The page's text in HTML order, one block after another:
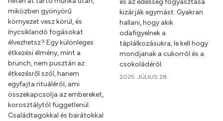
miközben gyönyörű
környezet vesz körül, és
ínycsiklandó fogásokat
élvezhetsz? Egy különleges
étkezési élmény, mint a
brunch, nem pusztán az
étkezésről szól, hanem
egyfajta rituáléról, ami
összekapcsolja az embereket,
korosztálytól függetlenül.
Családtagokkal és barátokkal
és az édesség fogyasztása
kizárják egymást. Gyakran
hallani, hogy akik
odafigyelnek a
táplálkozásukra, le kell hogy
mondjanak a cukorról és a
csokoládéról.
2025. JÚLIUS 28.